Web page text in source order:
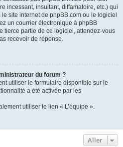
incessant, insultant, diffamatoire, etc.) qui
site internet de phpBB.com ou le logiciel
un courrier électronique à phpBB
tierce partie de ce logiciel, attendez-vous
recevoir de réponse.
du forum ?
utiliser le formulaire disponible sur le
a été activée par les
utiliser le lien « L’équipe ».
Aller